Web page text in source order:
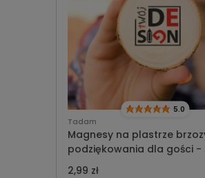
Tadam
Magnesy na plastrze
podziękowania dla gości -
PROJEKT
5.0
2,99 zł